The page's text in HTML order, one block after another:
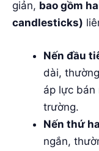
giản, bao gồm
candlesticks)
Nến đầu
dài,
áp lực bán
trường.
Nến thứ
ngắn,